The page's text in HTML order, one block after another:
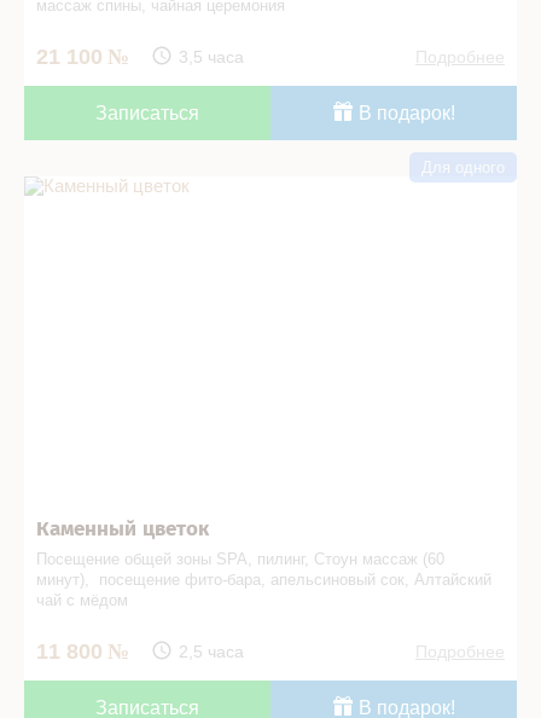
массаж спины, чайная церемония
21 100 3,5 часа Подробнее
Записаться В подарок!
Каменный цветок в СПА салоне
Каменный цветок
Посещение общей зоны SPA, пилинг, Стоун массаж (60
минут), посещение фито-бара, апельсиновый сок, Алтайский
чай с мёдом
11 800 2,5 часа Подробнее
Для одного
Записаться В подарок!